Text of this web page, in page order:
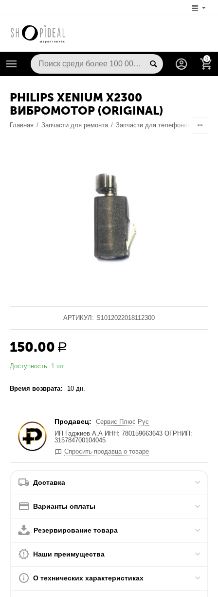
0
PHILIPS XENIUM X2300
ВИБРОМОТОР (ORIGINAL)
Главная / Запчасти для ремонта / Запчасти для телефонов
АРТИКУЛ: S1012022018112300
150.00 Р
Доступность: 1 шт.
Время возврата: 10 дн.
Продавец:
Сервис Плюс Рус
ИП Гаджиев А.А ИНН: 780159663643 ОГРНИП:
315784700104045
Спросить продавца о товаре
Доставка
Варианты оплаты
Резервирование товара
Наши преимущества
О технических характеристиках